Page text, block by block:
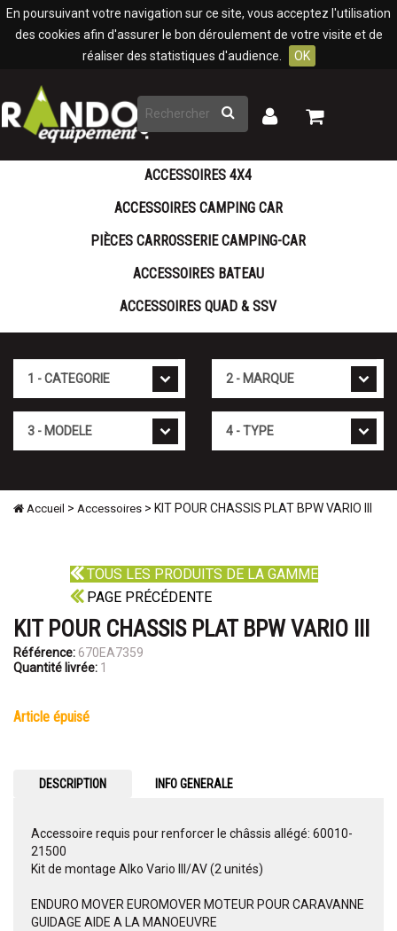
En poursuivant votre navigation sur ce site, vous acceptez l'utilisation
des cookies afin d'assurer le bon déroulement de votre visite et de
réaliser des statistiques d'audience.
OK
Rechercher
Mon
Mon
ACCESSOIRES 4X4
ACCESSOIRES CAMPING CAR
PIÈCES CARROSSERIE CAMPING-CAR
ACCESSOIRES BATEAU
ACCESSOIRES QUAD & SSV
Accueil > Accessoires > KIT POUR CHASSIS PLAT BPW VARIO III
TOUS LES PRODUITS DE LA GAMME
PAGE PRÉCÉDENTE
KIT POUR CHASSIS PLAT BPW VARIO III
Référence: 670EA7359
Quantité livrée: 1
article épuisé
DESCRIPTION INFO GENERALE
Accessoire requis pour renforcer le châssis allégé: 60010-
21500
Kit de montage Alko Vario III/AV (2 unités)
ENDURO MOVER EUROMOVER MOTEUR POUR CARAVANNE
GUIDAGE AIDE A LA MANOEUVRE
Panneau de gestion des cookies